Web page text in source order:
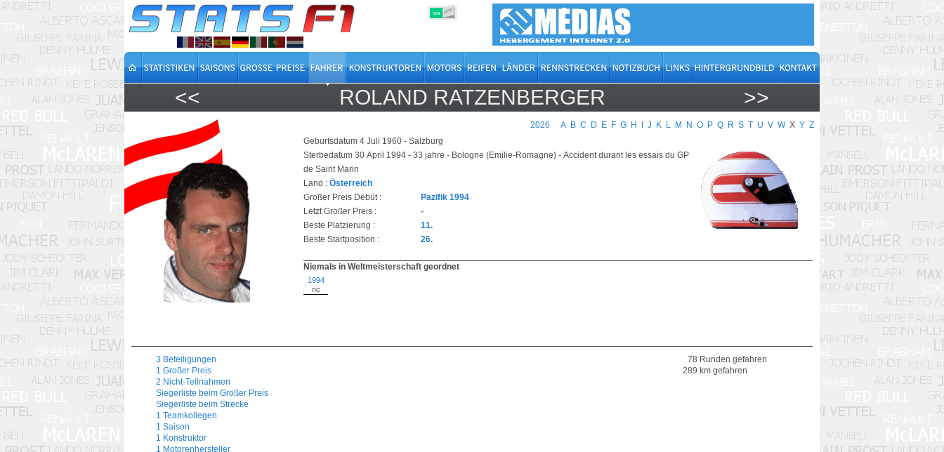
ON OFF
<< ROLAND RATZENBERGER >>
2026 A B C D E F G H J K L M N O P Q R S T U V W X Y Z
Geburtsdatum 4 Juli 1960 - Salzburg
Sterbedatum 30 April 1994 - 33 jahre - Bologne (Emilie-Romagne) - Accident durant les essais du GP
de Saint Marin
Land : Österreich
Großer Preis Debüt :
Pazifik 1994
Letzt Großer Preis :
-
Beste Platzierung :
11.
Beste Startposition :
26.
Niemals in Weltmeisterschaft geordnet
1994
nc
3 Beteiligungen
1 Großer Preis
2 Nicht-Teilnahmen
Siegerliste beim Großer Preis
Siegerliste beim Strecke
1 Teamkollegen
1 Saison
1 Konstruktor
1 Motorenhersteller
78 Runden gefahren
289 km gefahren